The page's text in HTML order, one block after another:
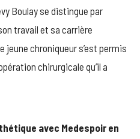
EFFACÉ
OPÉRATION
Boulay se distingue par
travail et sa carrière
chroniqueur s’est permis
chirurgicale qu’il a
avec Medespoir en